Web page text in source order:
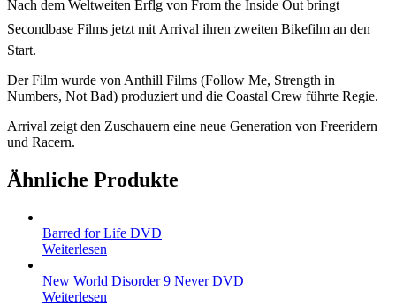
Nach dem Weltweiten Erflg von From the Inside Out bringt
Secondbase Films jetzt mit Arrival ihren zweiten Bikefilm an den
Start.
Der Film wurde von Anthill Films (Follow Me, Strength in
Numbers, Not Bad) produziert und die Coastal Crew führte Regie.
Arrival zeigt den Zuschauern eine neue Generation von Freeridern
und Racern.
Ähnliche Produkte
Barred for Life DVD
Weiterlesen
New World Disorder 9 Never DVD
Weiterlesen